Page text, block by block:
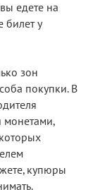
едете на
билет у
зон
покупки. В
монетами,
купюры